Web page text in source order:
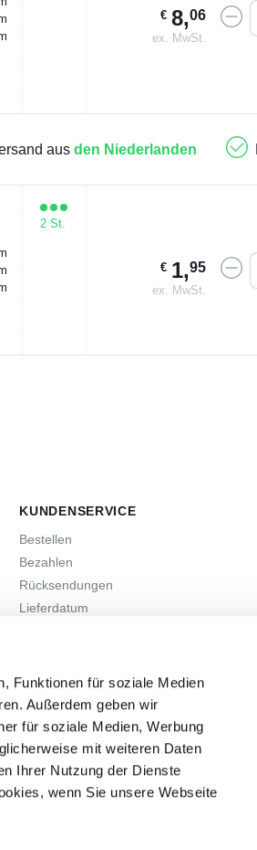
Funktionen für soziale Medien
Außerdem geben wir
für soziale Medien, Werbung
mit weiteren Daten
Ihrer Nutzung der Dienste
wenn Sie unsere Webseite
€ 8,06
ex. MwSt.
aus den Niederlanden
2 St.
€ 1,95
ex. MwSt.
KUNDENSERVICE
Bestellen
Bezahlen
Rücksendungen
Lieferdatum